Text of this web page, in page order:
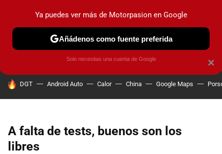
PRUEBAS COCHES ELÉCTRICOS OBSERVATORIO
HOY SE HABLA DE
DGT Android Auto Calor China Google Maps
A falta de tests, buenos son los
libres
×
Ya puedes ver más de Motorpasion en Google
Añádenos como fuente preferida
Solo necesitas una cuenta de Google